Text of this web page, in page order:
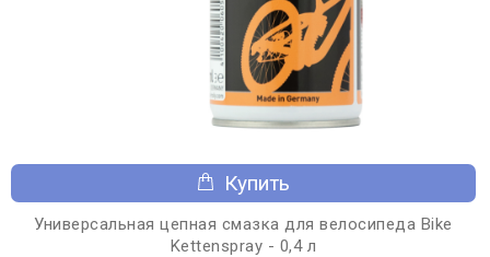
Купить
Универсальная цепная смазка для велосипеда Bike
Kettenspray - 0,4 л